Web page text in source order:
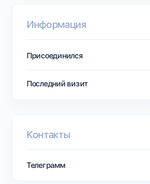
Информация
Присоединился
Последний визит
Контакты
Телеграмм